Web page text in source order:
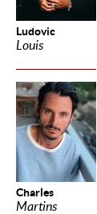
Ludovic
Louis
Charles
Martins